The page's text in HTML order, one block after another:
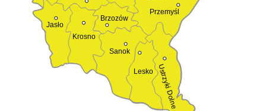
Przemyśl
Brzozów
Sanok
Lesko Ustrzyki Dolne
Krosno
Jasło